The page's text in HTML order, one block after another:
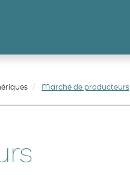
Marché de producteurs